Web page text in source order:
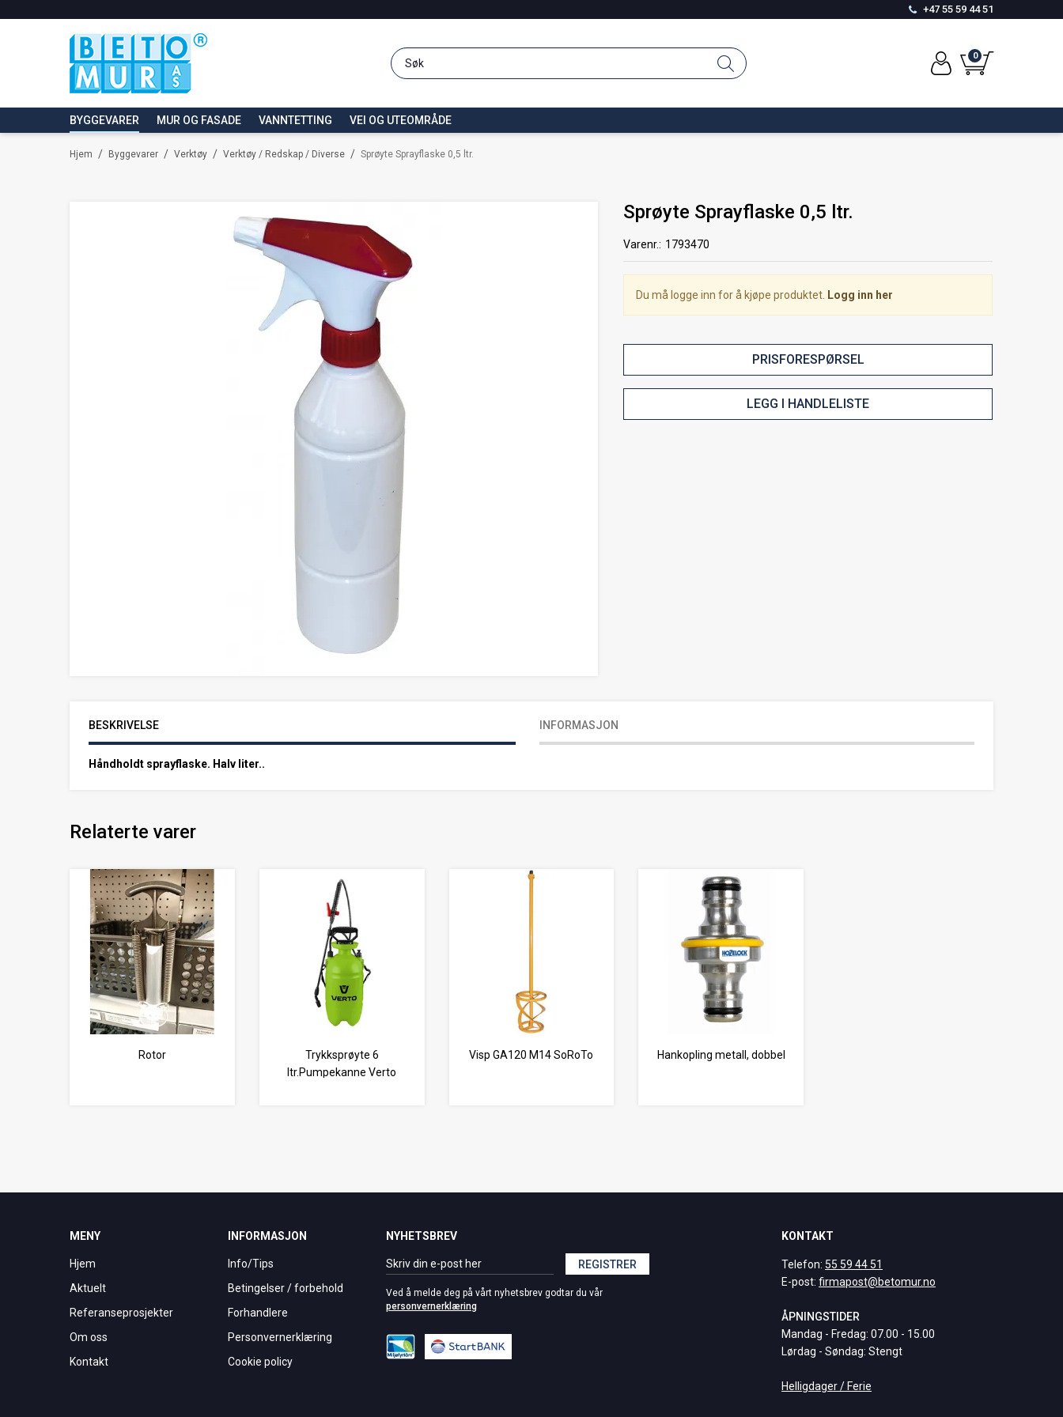
+47 55 59 44 51
0
BYGGEVARER MUR OG FASADE VANNTETTING VEI OG UTEOMRÅDE
/
Hjem /
Byggevarer /
Verktøy /
Verktøy / Redskap / Diverse Sprøyte Sprayflaske 0,5 ltr.
Sprøyte Sprayflaske 0,5 ltr.
Varenr.: 1793470
Du må logge inn for å kjøpe produktet. Logg inn her
PRISFORESPØRSEL
LEGG I HANDLELISTE
BESKRIVELSE INFORMASJON
Håndholdt sprayflaske. Halv liter..
Relaterte varer
Rotor
Trykksprøyte 6
ltr.Pumpekanne Verto
Visp GA120 M14 SoRoTo Hankopling metall, dobbel
MENY
Hjem
Aktuelt
Referanseprosjekter
Om oss
Kontakt
INFORMASJON
Info/Tips
Betingelser / forbehold
Forhandlere
Personvernerklæring
Cookie policy
NYHETSBREV
REGISTRER
Ved å melde deg på vårt nyhetsbrev godtar du vår
personvernerklæring
KONTAKT
Telefon: 55 59 44 51
E-post: firmapost@betomur.no
ÅPNINGSTIDER
Mandag - Fredag: 07.00 - 15.00
Lørdag - Søndag: Stengt
Helligdager / Ferie